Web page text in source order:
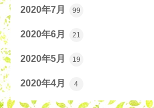
2020年7月 99
2020年6月 21
2020年5月 19
2020年4月 4